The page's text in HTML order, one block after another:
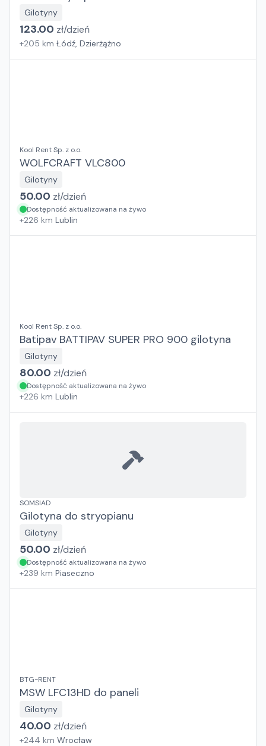
Gilotyny
123.00 zł/dzień
+205 km Łódź, Dzierżążno
Kool Rent Sp. z o.o.
WOLFCRAFT VLC800
Gilotyny
50.00 zł/dzień
Dostępność aktualizowana na żywo
+226 km Lublin
Kool Rent Sp. z o.o.
Batipav BATTIPAV SUPER PRO 900 gilotyna
Gilotyny
80.00 zł/dzień
Dostępność aktualizowana na żywo
+226 km Lublin
SOMSIAD
Gilotyna do stryopianu
Gilotyny
50.00 zł/dzień
Dostępność aktualizowana na żywo
+239 km Piaseczno
BTG-RENT
MSW LFC13HD do paneli
Gilotyny
40.00 zł/dzień
+244 km Wrocław